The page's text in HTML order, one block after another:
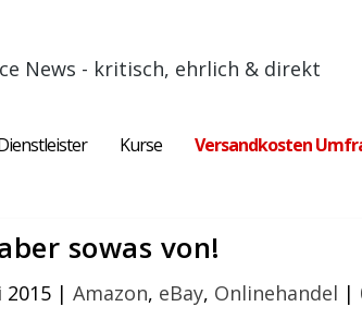
News - kritisch, ehrlich & direkt
Kurse Versandkosten
sowas von!
2015| Amazon, eBay, Onlinehandel |